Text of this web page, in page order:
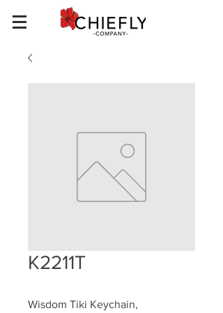
K2211T
Wisdom Tiki Keychain,